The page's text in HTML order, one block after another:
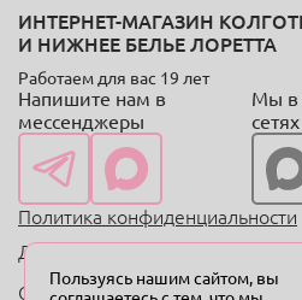
ИНТЕРНЕТ-МАГАЗИН
И НИЖНЕЕ БЕЛЬЕ ЛОРЕТТА
Работаем для вас 19 лет
Политика конфиденциальности
Договор оферты
Copyright © 2004—2024
Напишите нам в
мессенджеры
Мы в
сетях
Пользуясь нашим сайтом, вы